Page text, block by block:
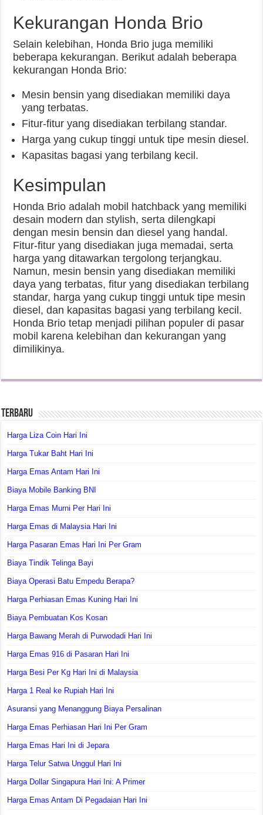
Kekurangan Honda Brio
Selain kelebihan, Honda Brio juga memiliki
beberapa kekurangan. Berikut adalah beberapa
kekurangan Honda Brio:
Mesin bensin yang disediakan memiliki daya
yang terbatas.
Fitur-fitur yang disediakan terbilang standar.
Harga yang cukup tinggi untuk tipe mesin diesel.
Kapasitas bagasi yang terbilang kecil.
Kesimpulan
Honda Brio adalah mobil hatchback yang memiliki
desain modern dan stylish, serta dilengkapi
dengan mesin bensin dan diesel yang handal.
Fitur-fitur yang disediakan juga memadai, serta
harga yang ditawarkan tergolong terjangkau.
Namun, mesin bensin yang disediakan memiliki
daya yang terbatas, fitur yang disediakan terbilang
standar, harga yang cukup tinggi untuk tipe mesin
diesel, dan kapasitas bagasi yang terbilang kecil.
Honda Brio tetap menjadi pilihan populer di pasar
mobil karena kelebihan dan kekurangan yang
dimilikinya.
Terbaru
Harga Liza Coin Hari Ini
Harga Tukar Baht Hari Ini
Harga Emas Antam Hari Ini
Biaya Mobile Banking BNI
Harga Emas Murni Per Hari Ini
Harga Emas di Malaysia Hari Ini
Harga Pasaran Emas Hari Ini Per Gram
Biaya Tindik Telinga Bayi
Biaya Operasi Batu Empedu Berapa?
Harga Perhiasan Emas Kuning Hari Ini
Biaya Pembuatan Kos Kosan
Harga Bawang Merah di Purwodadi Hari Ini
Harga Emas 916 di Pasaran Hari Ini
Harga Besi Per Kg Hari Ini di Malaysia
Harga 1 Real ke Rupiah Hari Ini
Asuransi yang Menanggung Biaya Persalinan
Harga Emas Perhiasan Hari Ini Per Gram
Harga Emas Hari Ini di Jepara
Harga Telur Satwa Unggul Hari Ini
Harga Dollar Singapura Hari Ini: A Primer
Harga Emas Antam Di Pegadaian Hari Ini